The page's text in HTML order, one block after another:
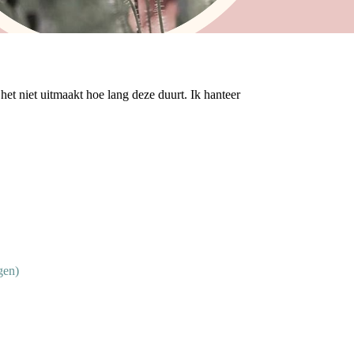
niet uitmaakt hoe lang deze duurt. Ik hanteer